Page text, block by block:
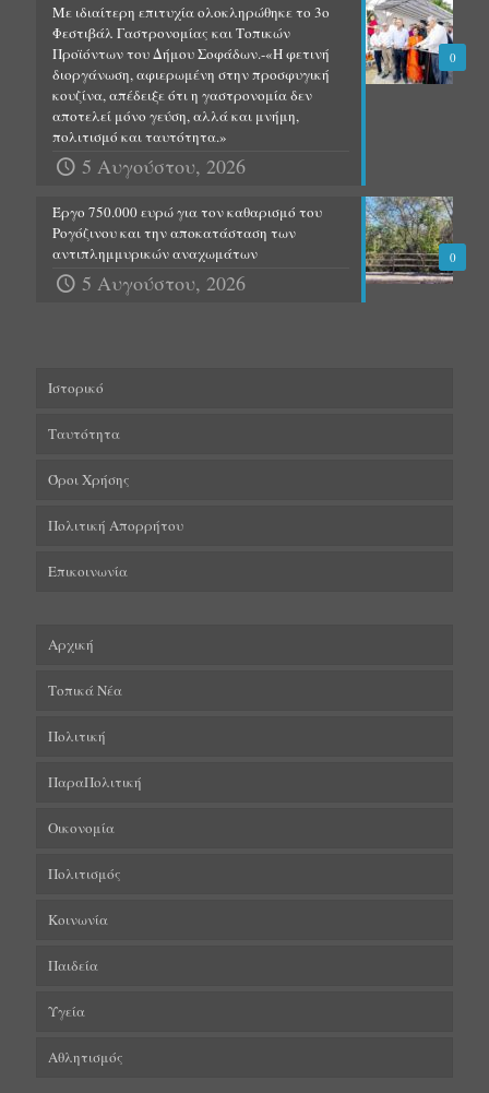
0
Με ιδιαίτερη επιτυχία ολοκληρώθηκε το 3ο
Φεστιβάλ Γαστρονομίας και Τοπικών
Προϊόντων του Δήμου Σοφάδων.-«Η φετινή
διοργάνωση, αφιερωμένη στην προσφυγική
κουζίνα, απέδειξε ότι η γαστρονομία δεν
αποτελεί μόνο γεύση, αλλά και μνήμη,
πολιτισμό και ταυτότητα.»
5 Αυγούστου, 2026
0
Έργο 750.000 ευρώ για τον καθαρισμό του
Ρογόζινου και την αποκατάσταση των
αντιπλημμυρικών αναχωμάτων
5 Αυγούστου, 2026
Ιστορικό
Ταυτότητα
Όροι Χρήσης
Πολιτική Απορρήτου
Επικοινωνία
Αρχική
Τοπικά Νέα
Πολιτική
ΠαραΠολιτική
Οικονομία
Πολιτισμός
Κοινωνία
Παιδεία
Υγεία
Αθλητισμός